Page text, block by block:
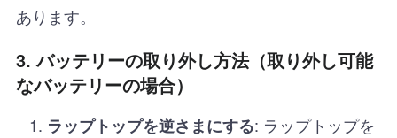
あります。
3.バッテリーの取り外し方法（取り外し可能
なバッテリーの場合）
ラップトップを逆さまにする: ラップトップを